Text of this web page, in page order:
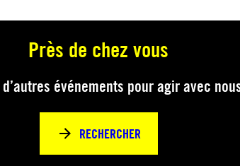
Près de chez vous
événements pour agir avec
RECHERCHER